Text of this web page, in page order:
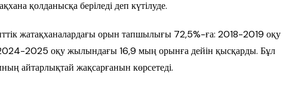
қолданысқа беріледі деп күтілуде.
жатақханалардағы орын тапшылығы 72,5%-ға: 2018-2019 оқу
2025 оқу жылындағы 16,9 мың орынға дейін қысқарды. Бұл
айтарлықтай жақсарғанын көрсетеді.